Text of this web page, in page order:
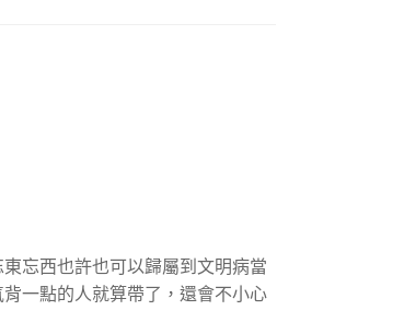
忘西也許也可以歸屬到文明病當
一點的人就算帶了，還會不小心